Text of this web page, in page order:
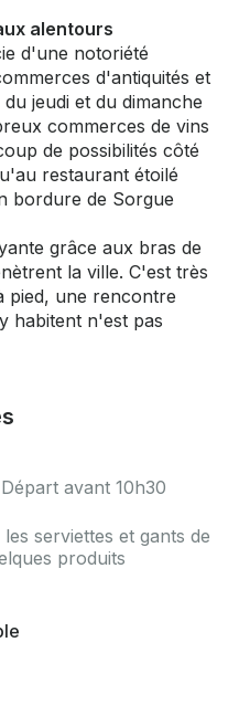
alentours
d'une notoriété
d'antiquités et
jeudi et du dimanche
commerces de vins
de possibilités côté
restaurant étoilé
bordure de Sorgue
grâce aux bras de
la ville. C'est très
pied, une rencontre
habitent n'est pas
avant 10h30
serviettes et gants de
produits